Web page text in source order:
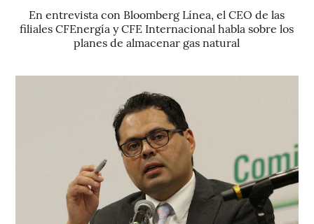
En entrevista con Bloomberg Línea, el CEO de las
filiales CFEnergía y CFE Internacional habla sobre los
planes de almacenar gas natural